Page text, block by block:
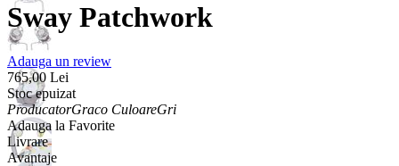
Sway Patchwork
Adauga un review
765,00 Lei
Stoc epuizat
ProducatorGraco CuloareGri
Adauga la Favorite
Livrare
Avantaje